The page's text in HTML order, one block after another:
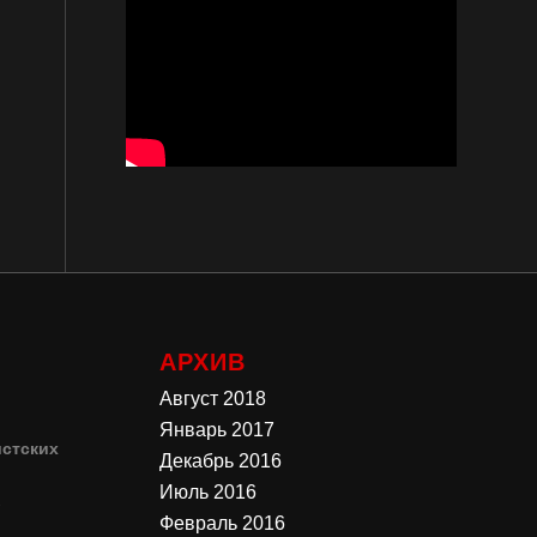
АРХИВ
Август 2018
Январь 2017
Декабрь 2016
Июль 2016
Февраль 2016